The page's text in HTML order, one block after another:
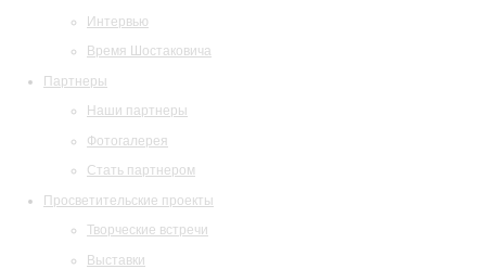
Интервью
Время Шостаковича
Партнеры
Наши партнеры
Фотогалерея
Стать партнером
Просветительские проекты
Творческие встречи
Выставки